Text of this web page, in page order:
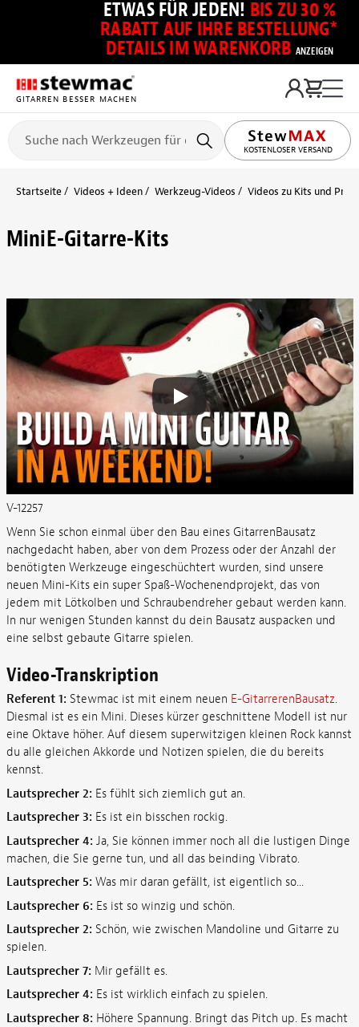
ETWAS FÜR JEDEN! BIS ZU 30 %
RABATT AUF IHRE BESTELLUNG*
DETAILS IM WARENKORB ANZEIGEN
GITARREN BESSER MACHEN
KOSTENLOSER VERSAND
Startseite Videos + Ideen Werkzeug-Videos Videos zu Kits und
MiniE-Gitarre-Kits
V-12257
Wenn Sie schon einmal über den Bau eines GitarrenBausatz
nachgedacht haben, aber von dem Prozess oder der Anzahl der
benötigten Werkzeuge eingeschüchtert wurden, sind unsere
neuen Mini-Kits ein super Spaß-Wochenendprojekt, das von
jedem mit Lötkolben und Schraubendreher gebaut werden kann.
In nur wenigen Stunden kannst du dein Bausatz auspacken und
eine selbst gebaute Gitarre spielen.
Video-Transkription
Referent 1: Stewmac ist mit einem neuen E-GitarrerenBausatz.
Diesmal ist es ein Mini. Dieses kürzer geschnittene Modell ist nur
eine Oktave höher. Auf diesem superwitzigen kleinen Rock kannst
du alle gleichen Akkorde und Notizen spielen, die du bereits
kennst.
Lautsprecher 2: Es fühlt sich ziemlich gut an.
Lautsprecher 3: Es ist ein bisschen rockig.
Lautsprecher 4: Ja, Sie können immer noch all die lustigen Dinge
machen, die Sie gerne tun, und all das beinding Vibrato.
Lautsprecher 5: Was mir daran gefällt, ist eigentlich so...
Lautsprecher 6: Es ist so winzig und schön.
Lautsprecher 2: Schön, wie zwischen Mandoline und Gitarre zu
spielen.
Lautsprecher 7: Mir gefällt es.
Lautsprecher 4: Es ist wirklich einfach zu spielen.
Lautsprecher 8: Höhere Spannung. Bringt das Pitch up. Es macht